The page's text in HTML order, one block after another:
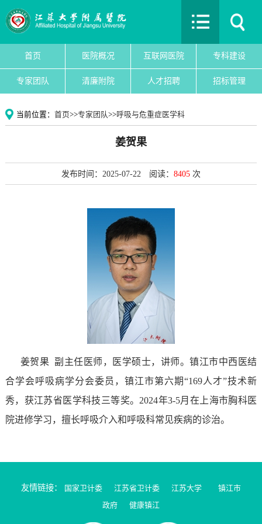
首页 医院概况 互联网医院 专科建设
专家团队 清廉附院 人才招聘 招标管理
当前位置： 首页>>专家团队>>呼吸与危重症医学科
姜贺果
发布时间：2025-07-22 阅读： 8405 次
姜贺果 副主任医师，医学硕士，讲师。镇江市中西医结
合学会呼吸病学分会委员，镇江市第六期“169人才”技术新
秀，获江苏省医学科技三等奖。2024年3-5月在上海市胸科医
院进修学习，擅长呼吸介入和呼吸科常见疾病的诊治。
友情链接： 国家卫计委 江苏省卫计委 江苏大学
镇江市
政府
健康镇江
首页
互联网医院
专科建设
专家团队
党建文化
清廉附院
人才招聘